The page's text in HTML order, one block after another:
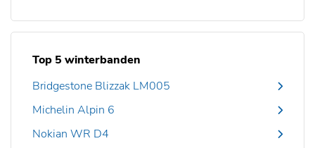
Top 5 winterbanden
Bridgestone Blizzak LM005
Michelin Alpin 6
Nokian WR D4